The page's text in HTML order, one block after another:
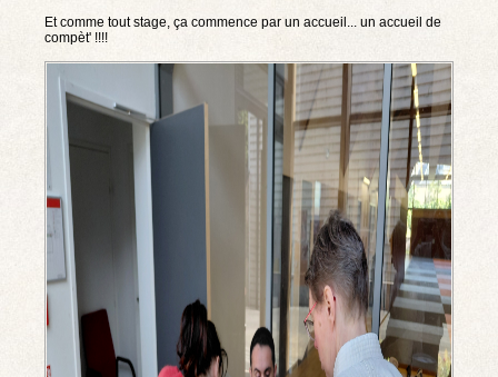
Et comme tout stage, ça commence par un accueil... un accueil de
compèt' !!!!